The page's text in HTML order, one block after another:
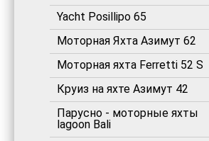
Yacht Posillipo 65
Моторная Яхта Азимут 62
Моторная яхта Ferretti 52 S
Круиз на яхте Азимут 42
Парусно - моторные яхты
lagoon Bali